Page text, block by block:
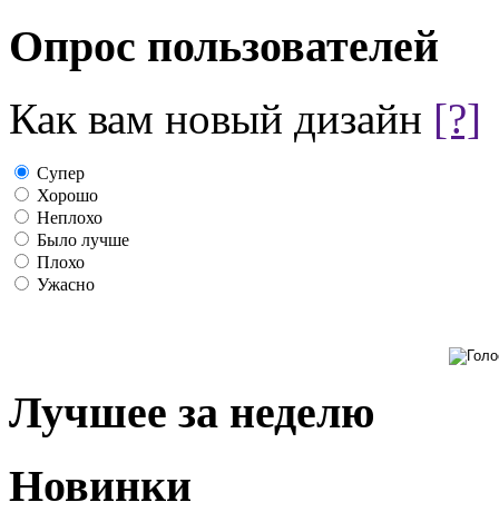
Опрос пользователей
Как вам новый дизайн [?]
Супер
Хорошо
Неплохо
Было лучше
Плохо
Ужасно
Лучшее за неделю
Новинки